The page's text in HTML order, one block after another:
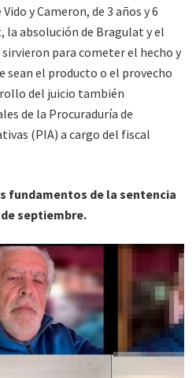
y Cameron, de 3 años y 6
la absolución de Bragulat y el
para cometer el hecho y
sean el producto o el provecho
del juicio también
de la Procuraduría de
(PIA) a cargo del fiscal
fundamentos de la sentencia
septiembre.